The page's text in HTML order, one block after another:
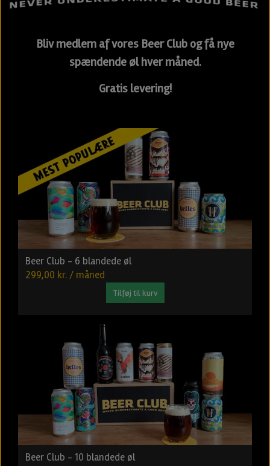
Bliv medlem af vores Beer Club og få nye
spændende øl hver måned.
Gratis levering!
Beer Club - 6 blandede øl
299,00 kr. / måned
Tilføj til kurv
Beer Club - 10 blandede øl